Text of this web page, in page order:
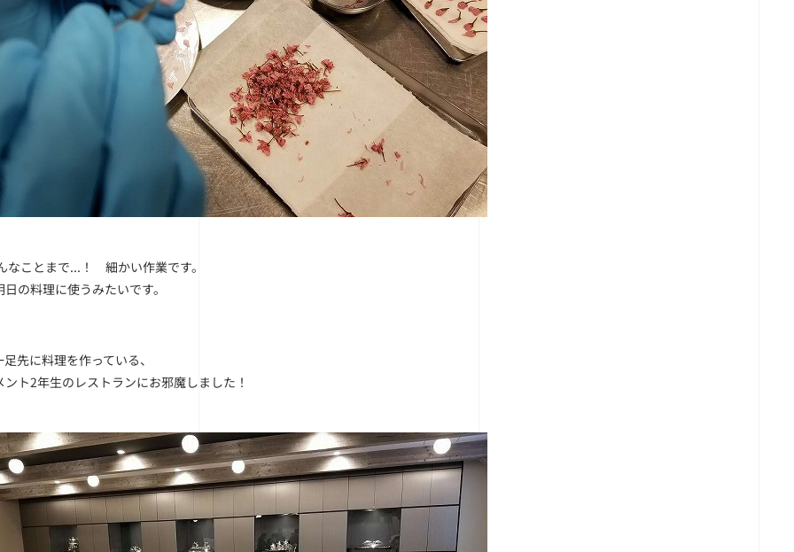
ことまで...！ 細かい作業です。
の料理に使うみたいです。
先に料理を作っている、
ト2年生のレストランにお邪魔しました！